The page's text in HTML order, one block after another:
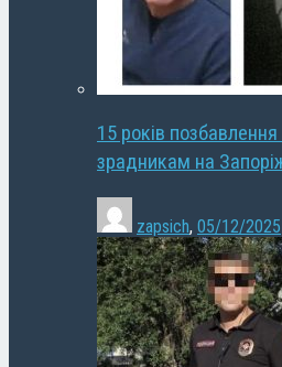
15 років
зрадникам на
zapsich, 05/12/2025